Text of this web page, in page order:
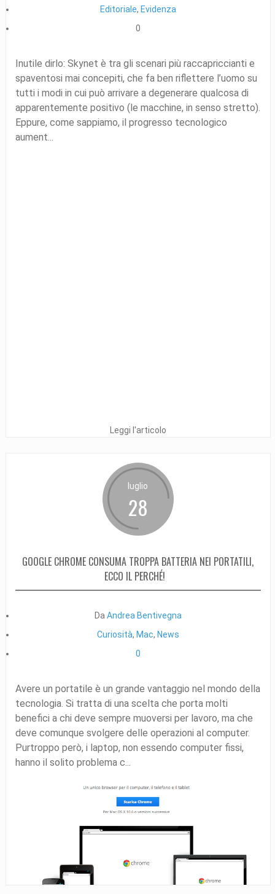
Editoriale, Evidenza
0
Inutile dirlo: Skynet è tra gli scenari più raccapriccianti e
spaventosi mai concepiti, che fa ben riflettere l’uomo su
tutti i modi in cui può arrivare a degenerare qualcosa di
apparentemente positivo (le macchine, in senso stretto).
Eppure, come sappiamo, il progresso tecnologico
aument...
Leggi l'articolo
luglio
28
GOOGLE CHROME CONSUMA TROPPA BATTERIA NEI PORTATILI,
ECCO IL PERCHÉ!
DaAndrea Bentivegna
Curiosità, Mac, News
0
Avere un portatile è un grande vantaggio nel mondo della
tecnologia. Si tratta di una scelta che porta molti
benefici a chi deve sempre muoversi per lavoro, ma che
deve comunque svolgere delle operazioni al computer.
Purtroppo però, i laptop, non essendo computer fissi,
hanno il solito problema c...